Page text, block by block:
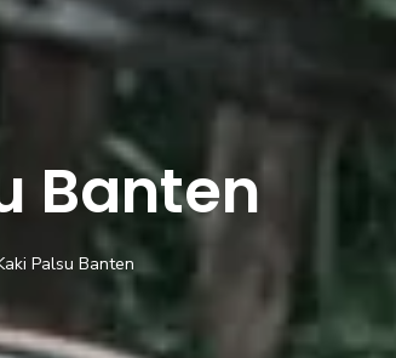
Banten
Palsu Banten